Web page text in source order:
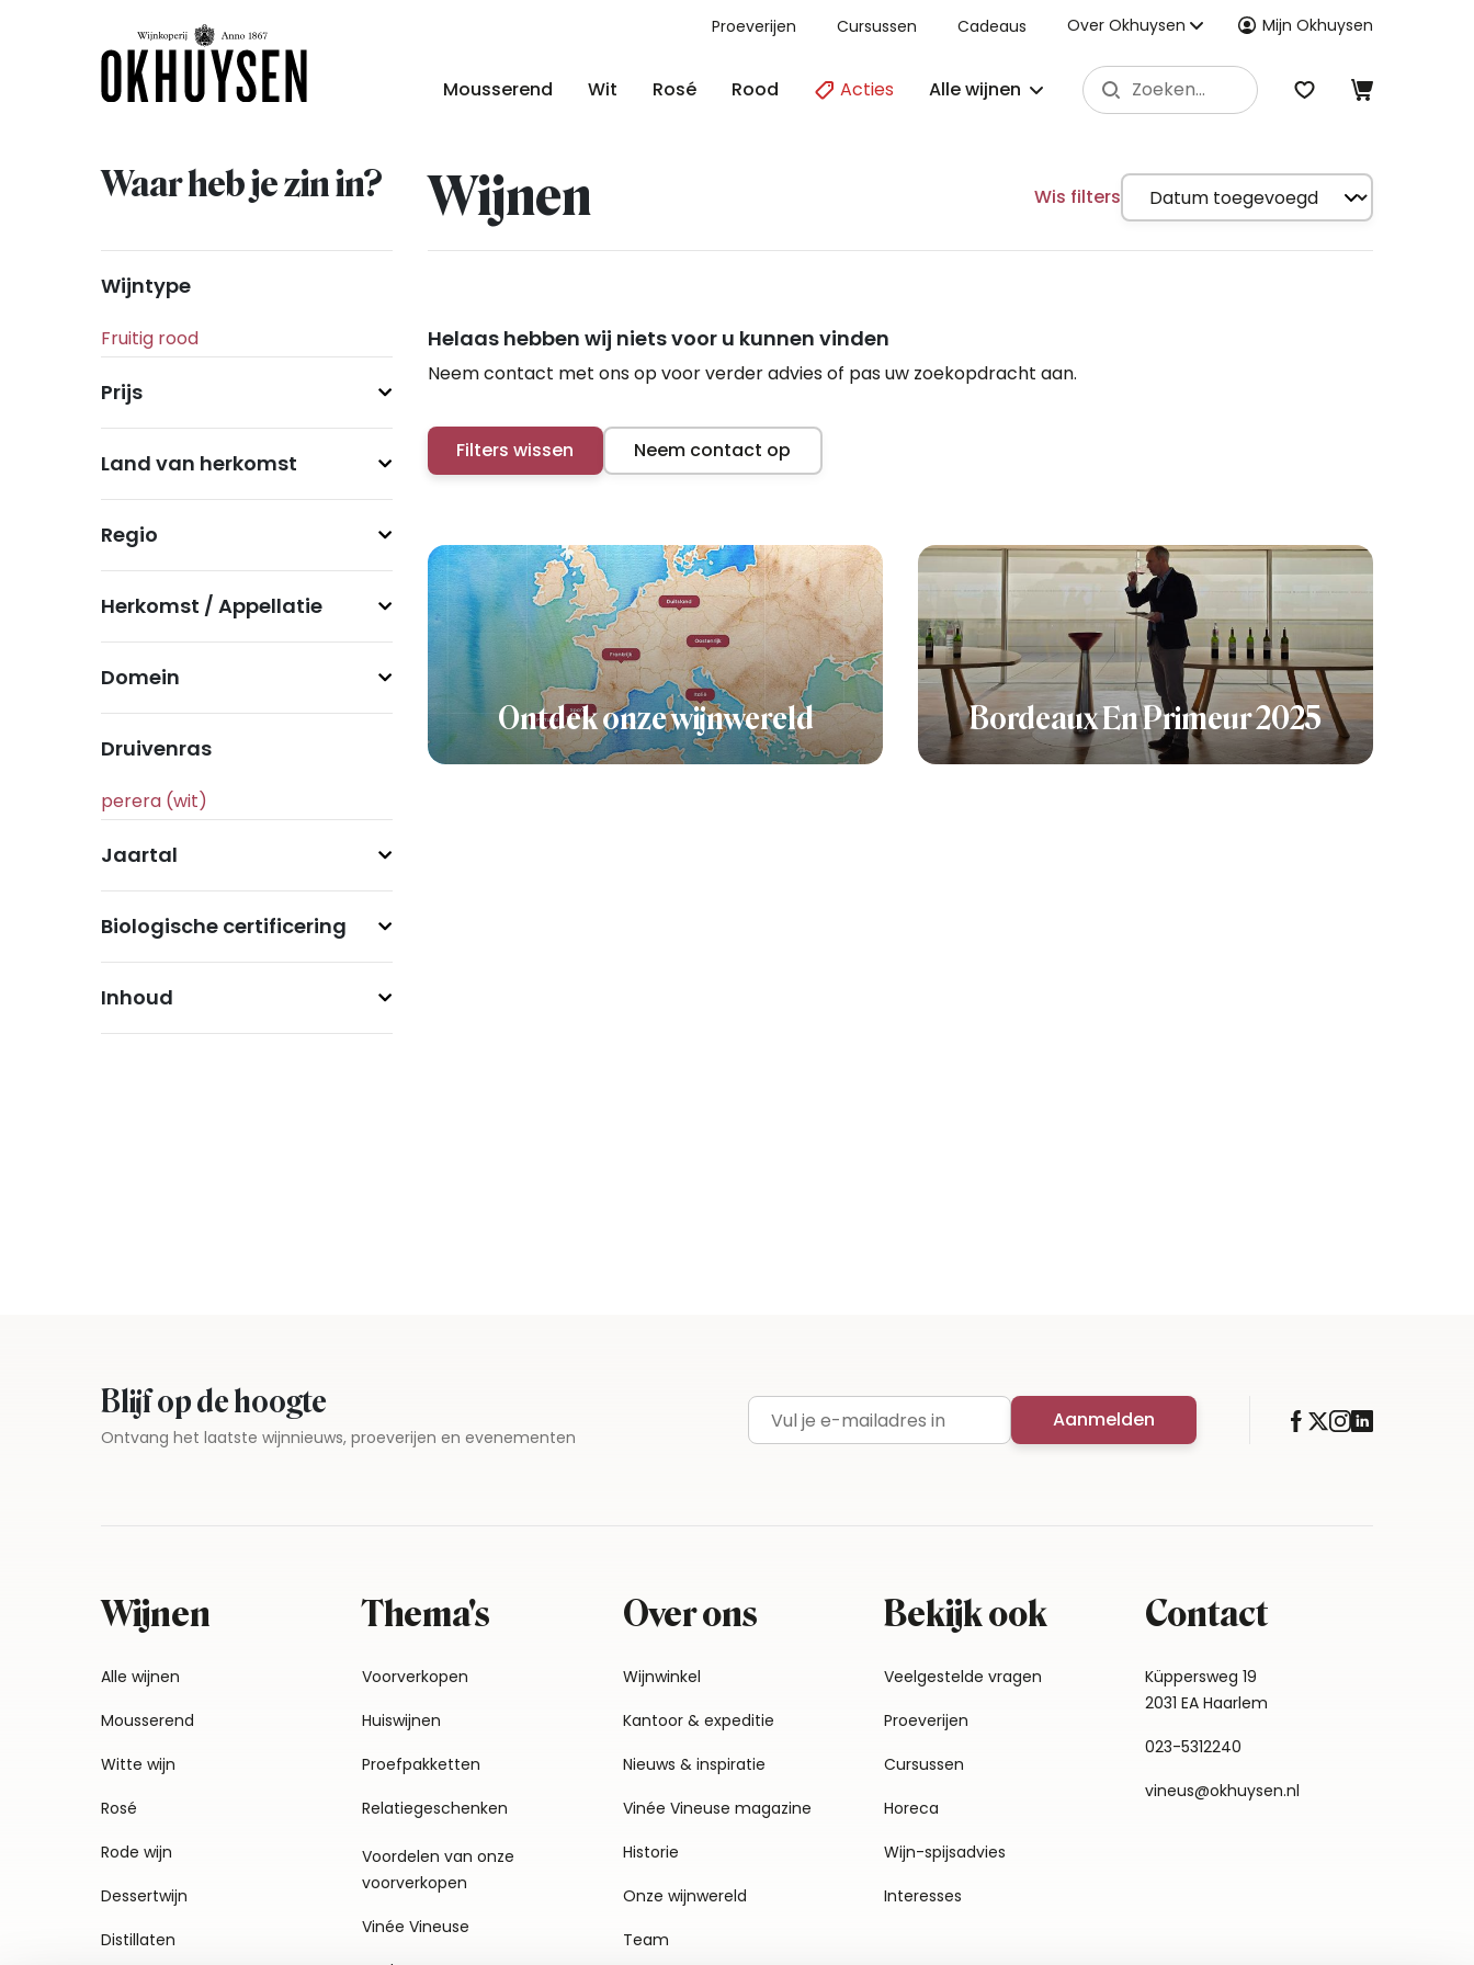
Proeverijen Cursussen Cadeaus Over Okhuysen Mijn Okhuysen
Mousserend Wit Rosé Rood Acties Alle wijnen
Waar heb je zin in? Wijnen Wis filters
Wijntype
Prijs
Land van herkomst
Regio
Herkomst / Appellatie
Domein
Druivenras
Jaartal
Biologische certificering
Inhoud
Helaas hebben wij niets voor u kunnen vinden
Neem contact met ons op voor verder advies of pas uw zoekopdracht aan.
Filters wissen Neem contact op
Ontdek onze wijnwereld Bordeaux En Primeur 2025
Blijf op de hoogte
Ontvang het laatste wijnnieuws, proeverijen en evenementen E-mailadres Aanmelden
Wijnen
Alle wijnen
Mousserend
Witte wijn
Rosé
Rode wijn
Dessertwijn
Distillaten
Thema's
Voorverkopen
Huiswijnen
Proefpakketten
Relatiegeschenken
Voordelen van onze
voorverkopen
Vinée Vineuse
Over ons
Wijnwinkel
Kantoor & expeditie
Nieuws & inspiratie
Vinée Vineuse magazine
Historie
Onze wijnwereld
Team
Bekijk ook
Veelgestelde vragen
Proeverijen
Cursussen
Horeca
Wijn-spijsadvies
Interesses
Contact
Küppersweg 19
2031 EA Haarlem
023-5312240
vineus@okhuysen.nl